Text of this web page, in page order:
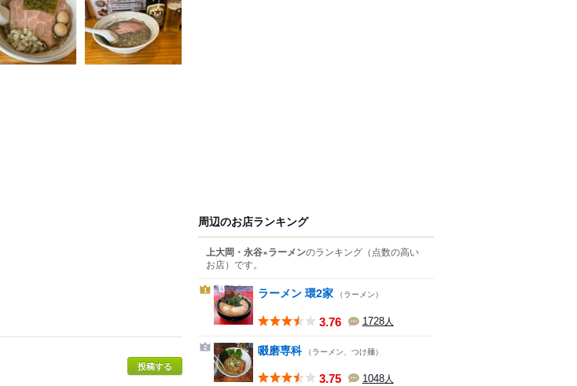
投稿する
周辺のお店ランキング
上大岡・永谷×ラーメンのランキング （点数の高い
お店） です。
1 ラーメン 環2家 （ラーメン）
3.76 1728人
2 啜磨専科 （ラーメン、つけ麺）
3.75 1048人